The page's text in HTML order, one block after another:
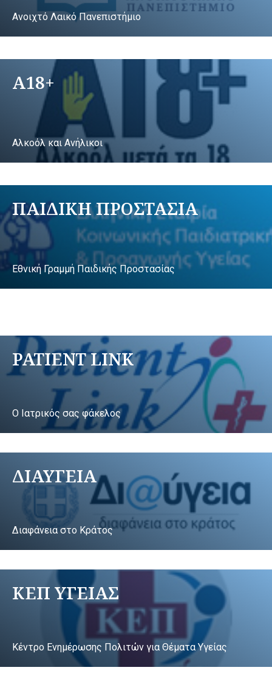
Ανοιχτό Λαικό Πανεπιστήμιο
A18+
Αλκοόλ και Ανήλικοι
ΠΑΙΔΙΚΗ ΠΡΟΣΤΑΣΙΑ
Εθνική Γραμμή Παιδικής Προστασίας
PATIENT LINK
Ο Ιατρικός σας φάκελος
ΔΙΑΥΓΕΙΑ
Διαφάνεια στο Κράτος
ΚΕΠ ΥΓΕΙΑΣ
Κέντρο Ενημέρωσης Πολιτών για Θέματα Υγείας